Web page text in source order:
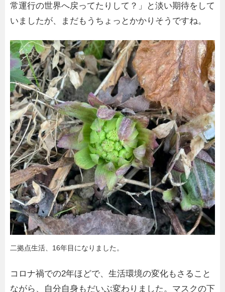
常運行の世界へ戻ってたりして？」と淡い期待をして
いましたが、まだもうちょっとかかりそうですね。
二拠点生活、16年目になりました。
コロナ禍での2年ほどで、生活環境の変化もさること
ながら、自分自身もだいぶ変わりました。マスクの下